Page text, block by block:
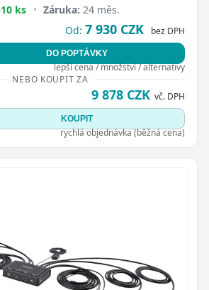
ks • Záruka: 24 měs.
Od: 7 930 CZK bez DPH
DO POPTÁVKY
lepší cena / množství / alternativy
NEBO KOUPIT ZA
9 878 CZK vč. DPH
KOUPIT
rychlá objednávka (běžná cena)